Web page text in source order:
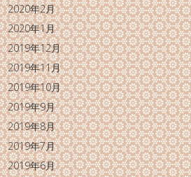
2020年2月
2020年1月
2019年12月
2019年11月
2019年10月
2019年9月
2019年8月
2019年7月
2019年6月